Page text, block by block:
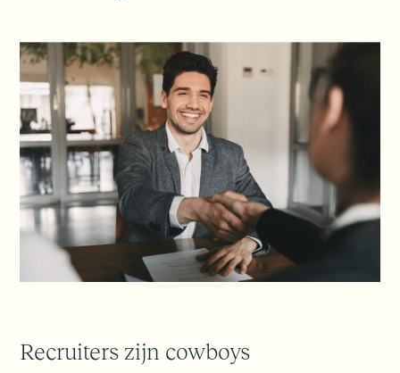
Recruiters zijn cowboys